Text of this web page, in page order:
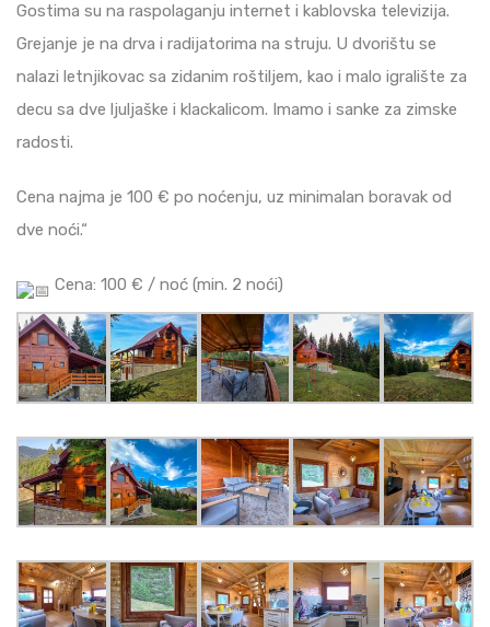
Gostima su na raspolaganju internet i kablovska televizija.
Grejanje je na drva i radijatorima na struju. U dvorištu se
nalazi letnjikovac sa zidanim roštiljem, kao i malo igralište za
decu sa dve ljuljaške i klackalicom. Imamo i sanke za zimske
radosti.
Cena najma je 100 € po noćenju, uz minimalan boravak od
dve noći.“
Cena: 100 € / noć (min. 2 noći)